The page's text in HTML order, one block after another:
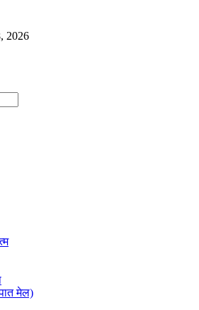
2026
मेल)